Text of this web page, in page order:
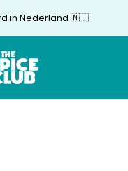
in Nederland 🇳🇱